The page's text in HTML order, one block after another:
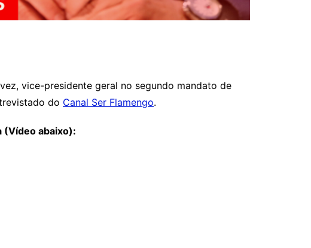
vice-presidente geral no segundo mandato de
do Canal Ser Flamengo.
(Vídeo abaixo):